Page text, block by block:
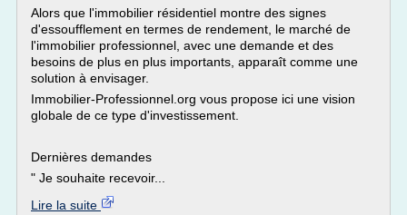
Alors que l'immobilier résidentiel montre des signes
d'essoufflement en termes de rendement, le marché de
l'immobilier professionnel, avec une demande et des
besoins de plus en plus importants, apparaît comme une
solution à envisager.
Immobilier-Professionnel.org vous propose ici une vision
globale de ce type d'investissement.
Dernières demandes
" Je souhaite recevoir...
Lire la suite